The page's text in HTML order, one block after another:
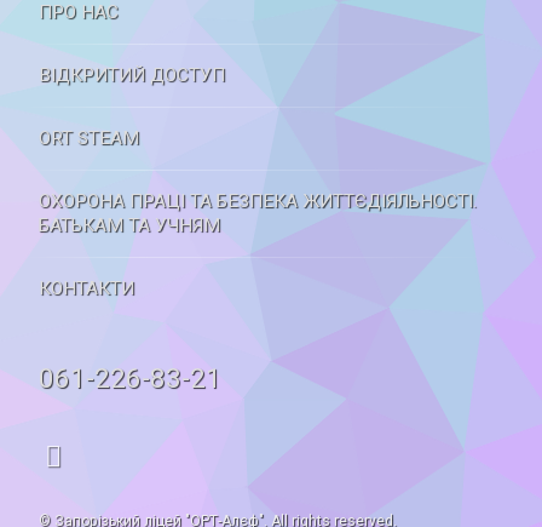
ПРО НАС
ВІДКРИТИЙ ДОСТУП
ORT STEAM
ОХОРОНА ПРАЦІ ТА БЕЗПЕКА ЖИТТЄДІЯЛЬНОСТІ.
БАТЬКАМ ТА УЧНЯМ
КОНТАКТИ
Tel:
061-226-83-21
RSS
© Запорізький ліцей "ОРТ-Алєф". All rights reserved.